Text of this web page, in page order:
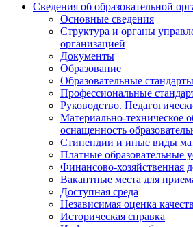
Сведения об образовательной
Основные сведения
Структура и органы
организацией
Документы
Образование
Образовательные стандарты
Профессиональные
Руководство.
Материально-техническое
оснащенность
Стипендии и иные виды
Платные образовательные
Финансово-хозяйственная
Вакантные места для
Доступная среда
Независимая оценка
Историческая справка